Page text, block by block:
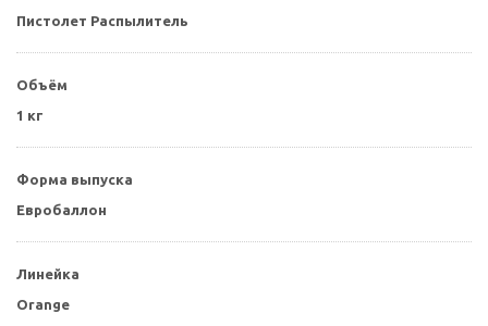
Пистолет Распылитель
Объём
1 кг
Форма выпуска
Евробаллон
Линейка
Orange